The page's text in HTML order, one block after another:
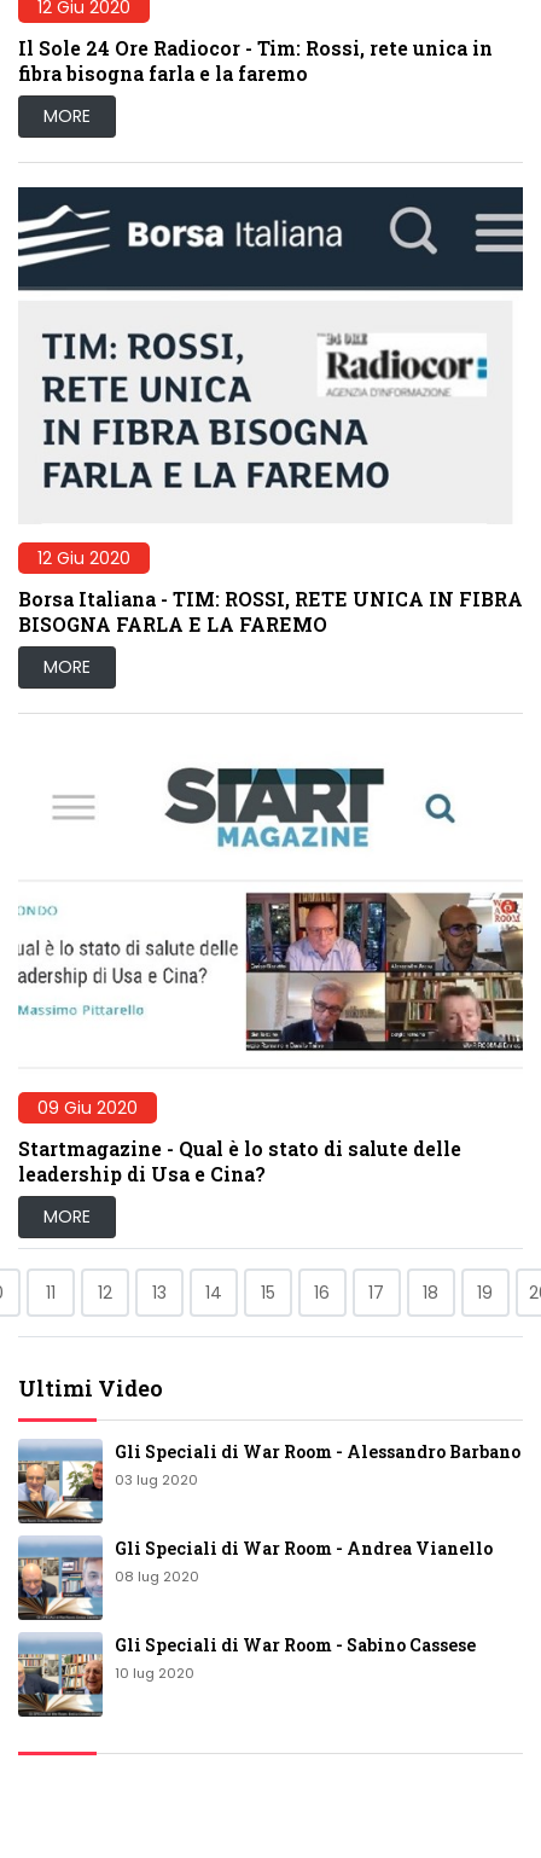
12 Giu 2020
Il Sole 24 Ore Radiocor - Tim: Rossi, rete unica in
fibra bisogna farla e la faremo
MORE
12 Giu 2020
Borsa Italiana - TIM: ROSSI, RETE UNICA IN FIBRA
BISOGNA FARLA E LA FAREMO
MORE
09 Giu 2020
Startmagazine - Qual è lo stato di salute delle
leadership di Usa e Cina?
MORE
11 12 13 14 15 16 17 18 19
Ultimi Video
Gli Speciali di War Room - Alessandro Barbano
03 lug 2020
Gli Speciali di War Room - Andrea Vianello
08 lug 2020
Gli Speciali di War Room - Sabino Cassese
10 lug 2020